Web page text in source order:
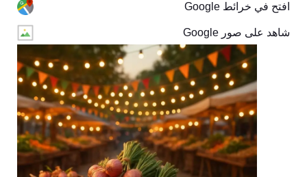
افتح في خرائط Google
شاهد على صور Google